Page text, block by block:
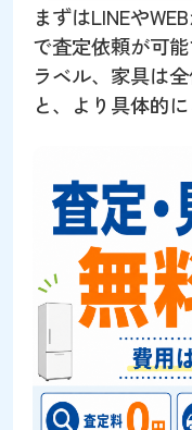
まずはLINEや
で査定依頼が可
ラベル、家具は
と、より具体的